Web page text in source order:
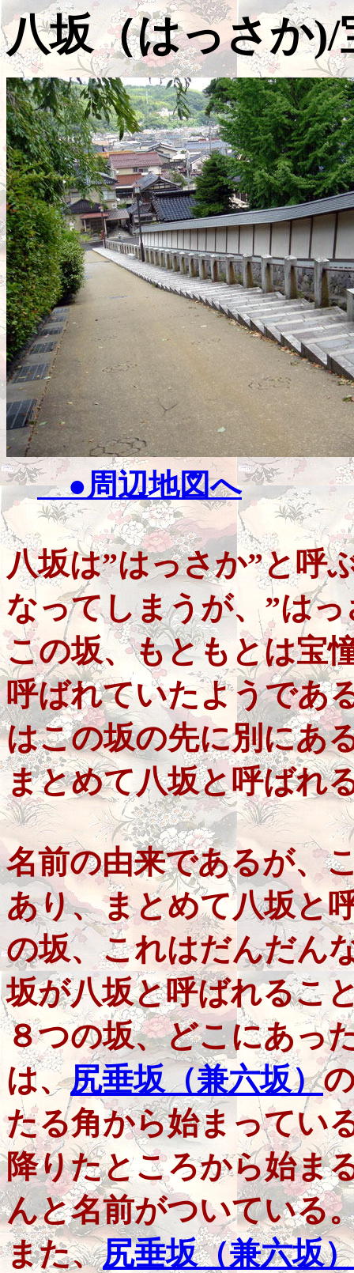
八坂（はっさか)/
●周辺地図へ
八坂は”はっさか”と呼
なってしまうが、”は
この坂、もともとは宝
呼ばれていたようであ
はこの坂の先に別にあ
まとめて八坂と呼ばれ
名前の由来であるが、
あり、まとめて八坂と
の坂、これはだんだん
坂が八坂と呼ばれるこ
８つの坂、どこにあっ
は、尻垂坂（兼六坂）
たる角から始まってい
降りたところから始ま
んと名前がついている
また、尻垂坂（兼六坂